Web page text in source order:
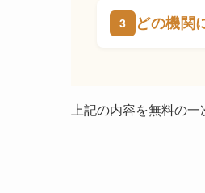
どの機関
上記の内容を無料の